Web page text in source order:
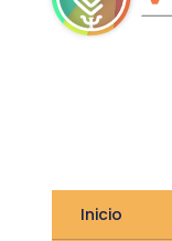
Inicio